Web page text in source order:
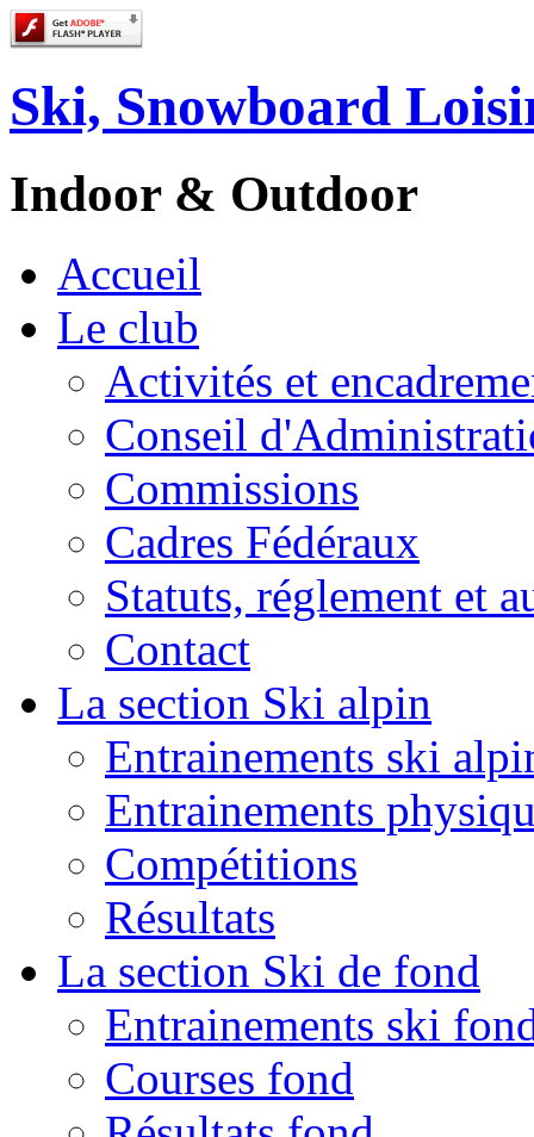
Ski, Snowboard
Indoor & Outdoor
Accueil
Le club
Activités et
Conseil
Commissions
Cadres Fédéraux
Statuts, réglement et
Contact
La section Ski alpin
Entrainements ski
Entrainements
Compétitions
Résultats
La section Ski de fond
Entrainements ski
Courses fond